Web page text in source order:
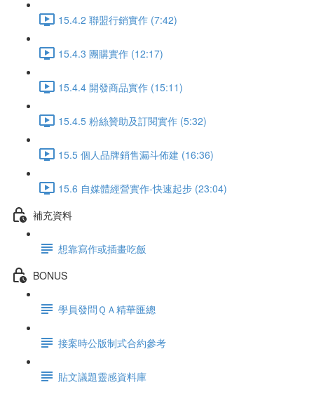
15.4.2 聯盟行銷實作 (7:42)
15.4.3 團購實作 (12:17)
15.4.4 開發商品實作 (15:11)
15.4.5 粉絲贊助及訂閱實作 (5:32)
15.5 個人品牌銷售漏斗佈建 (16:36)
15.6 自媒體經營實作-快速起步 (23:04)
補充資料
想靠寫作或插畫吃飯
BONUS
學員發問ＱＡ精華匯總
接案時公版制式合約參考
貼文議題靈感資料庫